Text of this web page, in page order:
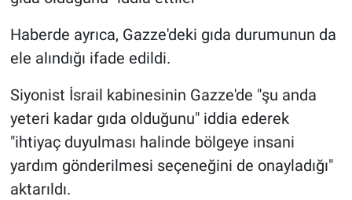
Haberde ayrıca, Gazze'deki gıda durumunun da
ele alındığı ifade edildi.
Siyonist İsrail kabinesinin Gazze'de "şu anda
yeteri kadar gıda olduğunu" iddia ederek
"ihtiyaç duyulması halinde bölgeye insani
yardım gönderilmesi seçeneğini de onayladığı"
aktarıldı.